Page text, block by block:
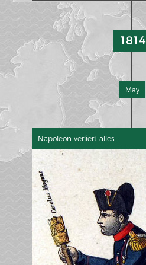
1814
May
Napoleon verliert alles